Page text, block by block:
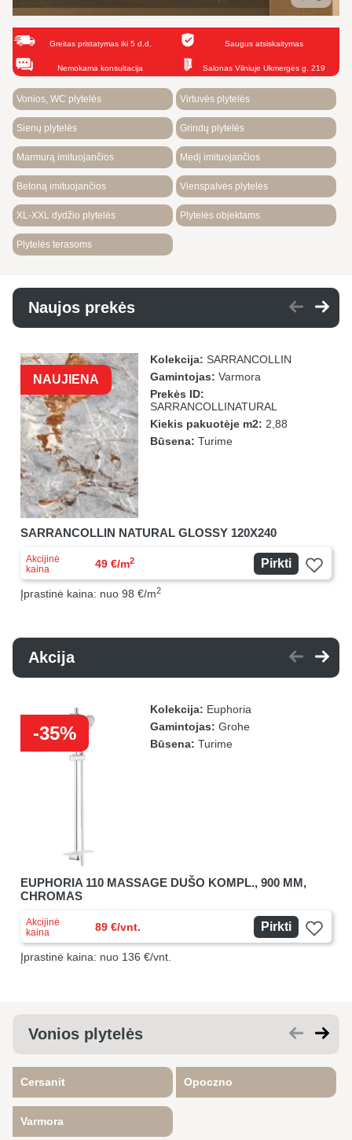
Greitas pristatymas iki 5 d.d. Saugus atsiskaitymas
Nemokama konsultacija Salonas Vilniuje Ukmergės g. 219
Vonios, WC plytelės Virtuvės plytelės
Sienų plytelės Grindų plytelės
Marmurą imituojančios Medį imituojančios
Betoną imituojančios Vienspalvės plytelės
XL-XXL dydžio plytelės Plytelės objektams
Plytelės terasoms
Naujos prekės
NAUJIENA
Kolekcija: SARRANCOLLIN
Gamintojas: Varmora
Prekės ID:
SARRANCOLLINATURAL
Kiekis pakuotėje m2: 2,88
Būsena: Turime
SARRANCOLLIN NATURAL GLOSSY 120X240
Akcijinė
kaina
49 €/m2 Pirkti
Įprastinė kaina: nuo 98 €/m2
Akcija
-35%
Kolekcija: Euphoria
Gamintojas: Grohe
Būsena: Turime
EUPHORIA 110 MASSAGE DUŠO KOMPL., 900 MM,
CHROMAS
Akcijinė
kaina
89 €/vnt. Pirkti
Įprastinė kaina: nuo 136 €/vnt.
Vonios plytelės
Cersanit Opoczno
Varmora